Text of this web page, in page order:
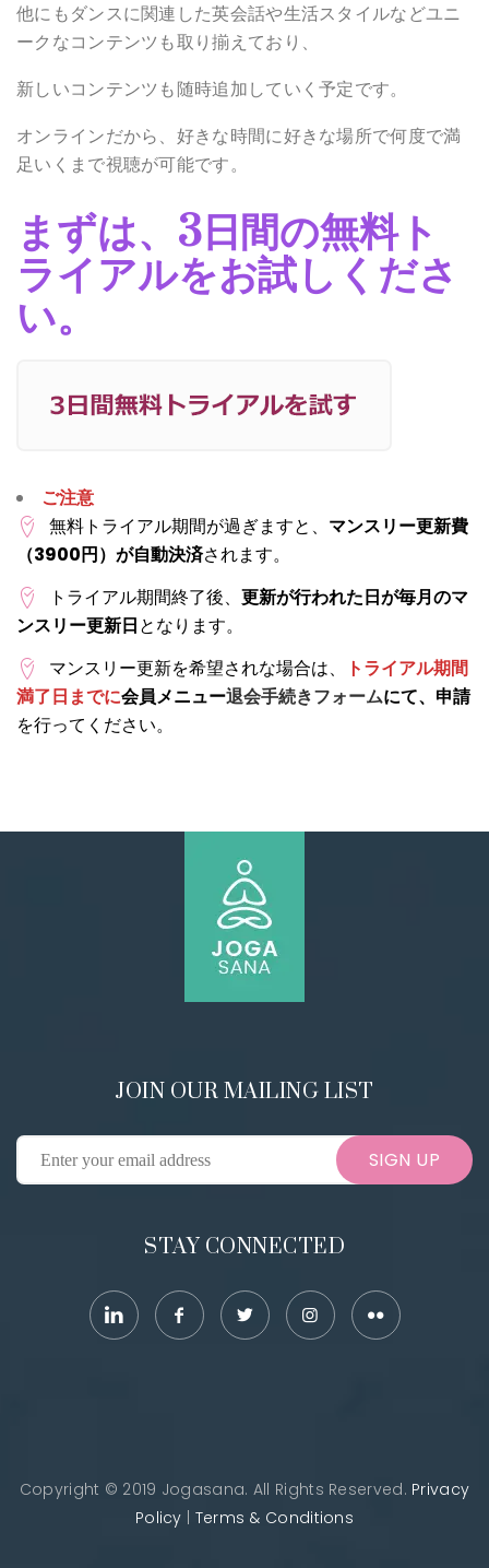
他にもダンスに関連した英会話や生活スタイルなどユニ
ークなコンテンツも取り揃えており、
新しいコンテンツも随時追加していく予定です。
オンラインだから、好きな時間に好きな場所で何度で満
足いくまで視聴が可能です。
まずは、3日間の無料ト
ライアルをお試しくださ
い。
ご注意
無料トライアル期間が過ぎますと、 マンスリー更新費
（3900円）が自動決済されます。
トライアル期間終了後、 更新が行われた日が毎月のマ
ンスリー更新日となります。
マンスリー更新を希望されな場合は、
トライアル期間
満了日までに会員メニュー退会手続きフォームにて、申請
を行ってください。
JOIN OUR MAILING LIST
SIGN UP
STAY CONNECTED
Copyright © 2019 Jogasana. All Rights Reserved. Privacy
Policy
Terms & Conditions